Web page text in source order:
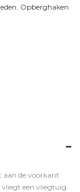
, Opberghaken
aan de voorkant
een vliegtuig.